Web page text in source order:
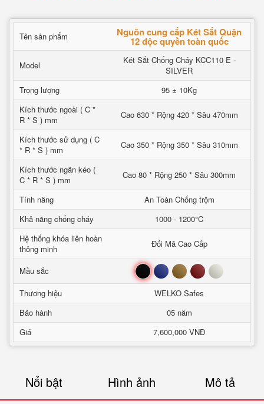
Tên sản phẩm Nguồn cung cấp Két Sắt Quận
12 độc quyền toàn quốc
Model
Két Sắt Chống Cháy KCC110 E -
SILVER
Trọng lượng
95 ± 10Kg
Kích thước ngoài ( C *
R * S ) mm
Cao 630 * Rộng 420 * Sâu 470mm
Kích thước sử dụng ( C
* R * S ) mm
Cao 350 * Rộng 350 * Sâu 310mm
Kích thước ngăn kéo (
C * R * S ) mm
Cao 80 * Rộng 250 * Sâu 300mm
Tính năng
An Toàn Chống trộm
Khả năng chống cháy
1000 - 1200°C
Hệ thống khóa liên hoàn
thông minh
Đổi Mã Cao Cấp
Mầu sắc Đen Xanh Nâu Đỏ Trắng
Thương hiệu
WELKO Safes
Bảo hành
05 năm
Giá
7,600,000 VNĐ
Nổi bật Hình ảnh Mô tả